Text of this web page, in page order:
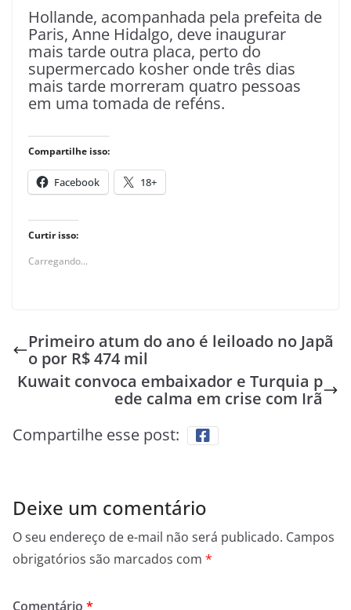
Hollande, acompanhada pela prefeita de
Paris, Anne Hidalgo, deve inaugurar
mais tarde outra placa, perto do
supermercado kosher onde três dias
mais tarde morreram quatro pessoas
em uma tomada de reféns.
Compartilhe isso:
Facebook 18+
Curtir isso:
Carregando...
Primeiro atum do ano é leiloado no Japã
o por R$ 474 mil
Kuwait convoca embaixador e Turquia p
ede calma em crise com Irã
Compartilhe esse post:
Deixe um comentário
O seu endereço de e-mail não será publicado. Campos
obrigatórios são marcados com *
Comentário *